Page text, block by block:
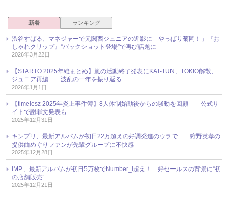
新着 ランキング
渋谷すばる、マネジャーで元関西ジュニアの近影に「やっぱり菊岡！」『お
しゃれクリップ』“バックショット登場”で再び話題に
2026年3月22日
【STARTO 2025年総まとめ】嵐の活動終了発表にKAT-TUN、TOKIO解散、
ジュニア再編……波乱の一年を振り返る
2026年1月1日
【timelesz 2025年炎上事件簿】8人体制始動後からの騒動を回顧――公式サ
イトで謝罪文発表も
2025年12月31日
キンプリ、最新アルバムが初日22万超えの好調発進のウラで……狩野英孝の
提供曲めぐりファンが先輩グループに不快感
2025年12月28日
IMP.、最新アルバムが初日5万枚でNumber_i超え！ 好セールスの背景に“初
の店舗販売”
2025年12月21日